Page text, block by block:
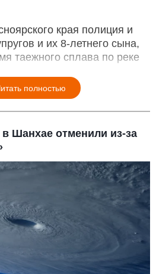
края полиция и
и их 8-летнего сына,
таежного сплава по реке
полностью
Шанхае отменили из-за